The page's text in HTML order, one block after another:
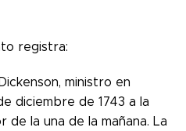
registra:
ministro en
diciembre de 1743 a la
de la una de la mañana. La